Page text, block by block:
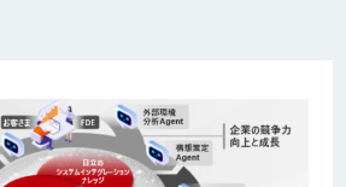
要予測＋業務最適化AIシステム